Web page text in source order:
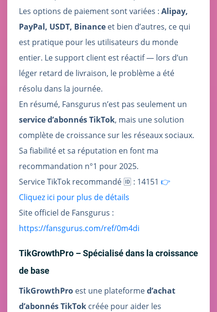
Les options de paiement sont variées : Alipay,
PayPal, USDT, Binance et bien d’autres, ce qui
est pratique pour les utilisateurs du monde
entier. Le support client est réactif — lors d’un
léger retard de livraison, le problème a été
résolu dans la journée.
En résumé, Fansgurus n’est pas seulement un
service d’abonnés TikTok, mais une solution
complète de croissance sur les réseaux sociaux.
Sa fiabilité et sa réputation en font ma
recommandation n°1 pour 2025.
Service TikTok recommandé 🆔 : 14151 👉
Cliquez ici pour plus de détails
Site officiel de Fansgurus :
https://fansgurus.com/ref/0m4di
TikGrowthPro – Spécialisé dans la croissance
de base
TikGrowthPro est une plateformed’achat
d’abonnés TikTok créée pour aider les